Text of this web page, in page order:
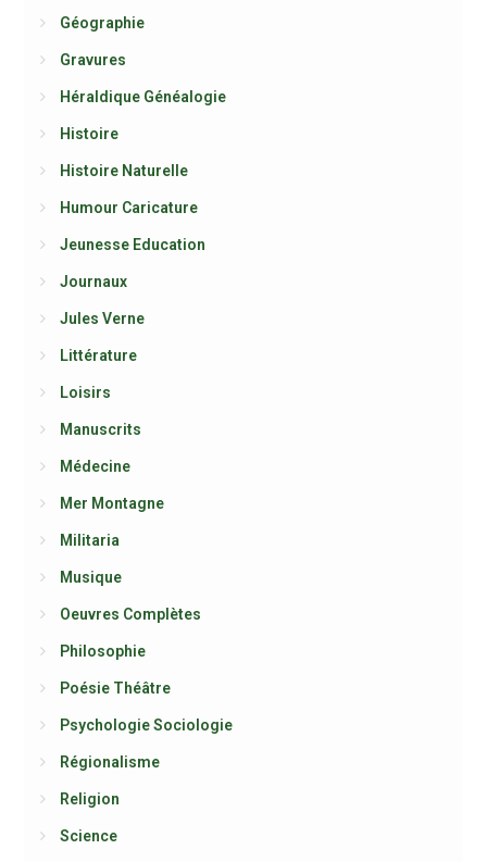
Géographie
Gravures
Héraldique Généalogie
Histoire
Histoire Naturelle
Humour Caricature
Jeunesse Education
Journaux
Jules Verne
Littérature
Loisirs
Manuscrits
Médecine
Mer Montagne
Militaria
Musique
Oeuvres Complètes
Philosophie
Poésie Théâtre
Psychologie Sociologie
Régionalisme
Religion
Science